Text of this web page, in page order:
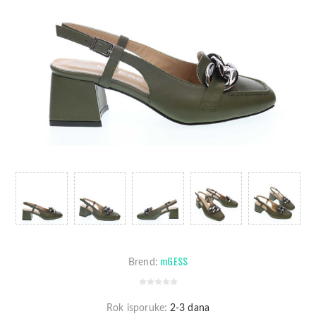
Brend: mGESS
Rok isporuke: 2-3 dana